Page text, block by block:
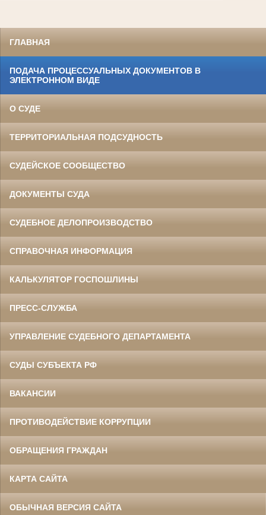
ГЛАВНАЯ
ПОДАЧА ПРОЦЕССУАЛЬНЫХ ДОКУМЕНТОВ В
ЭЛЕКТРОННОМ ВИДЕ
О СУДЕ
ТЕРРИТОРИАЛЬНАЯ ПОДСУДНОСТЬ
СУДЕЙСКОЕ СООБЩЕСТВО
ДОКУМЕНТЫ СУДА
СУДЕБНОЕ ДЕЛОПРОИЗВОДСТВО
СПРАВОЧНАЯ ИНФОРМАЦИЯ
КАЛЬКУЛЯТОР ГОСПОШЛИНЫ
ПРЕСС-СЛУЖБА
УПРАВЛЕНИЕ СУДЕБНОГО ДЕПАРТАМЕНТА
СУДЫ СУБЪЕКТА РФ
ВАКАНСИИ
ПРОТИВОДЕЙСТВИЕ КОРРУПЦИИ
ОБРАЩЕНИЯ ГРАЖДАН
КАРТА САЙТА
ОБЫЧНАЯ ВЕРСИЯ САЙТА